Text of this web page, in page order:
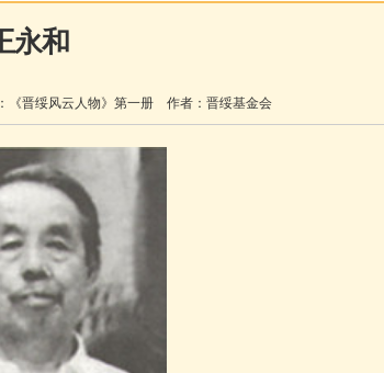
永和
《晋绥风云人物》第一册 作者： 晋绥基金会